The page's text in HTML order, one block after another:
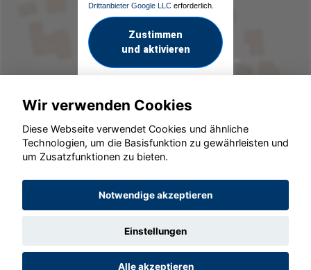
Drittanbieter Google LLC erforderlich.
Zustimmen
und aktivieren
© konjunkturmotor.de GmbH 2020 - 2026
Wir verwenden Cookies
Diese Webseite verwendet Cookies und ähnliche
Technologien, um die Basisfunktion zu gewährleisten und
um Zusatzfunktionen zu bieten.
Notwendige akzeptieren
Einstellungen
Alle akzeptieren